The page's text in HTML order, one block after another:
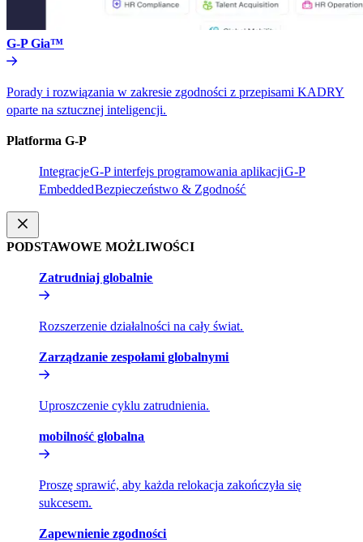
G-P Gia™​​
Porady i rozwiązania w zakresie zgodności z przepisami KADRY
oparte na sztucznej inteligencji.​​
Platforma G-P​​
Integracje​​G-P interfejs programowania aplikacji​​G-P
Embedded​​Bezpieczeństwo & Zgodność​​
PODSTAWOWE MOŻLIWOŚCI​​
Zatrudniaj globalnie​​
Rozszerzenie działalności na cały świat.​​
Zarządzanie zespołami globalnymi​​
Uproszczenie cyklu zatrudnienia.​​
mobilność globalna​​
Proszę sprawić, aby każda relokacja zakończyła się
sukcesem.​​
Zapewnienie zgodności​​